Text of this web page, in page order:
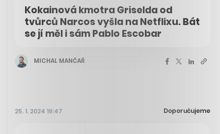
Kokainová kmotra Griselda od
tvůrců Narcos vyšla na Netflixu. Bát
se jí měl i sám Pablo Escobar
MICHAL MANČAŘ
25. 1. 2024 19:47 Doporučujeme